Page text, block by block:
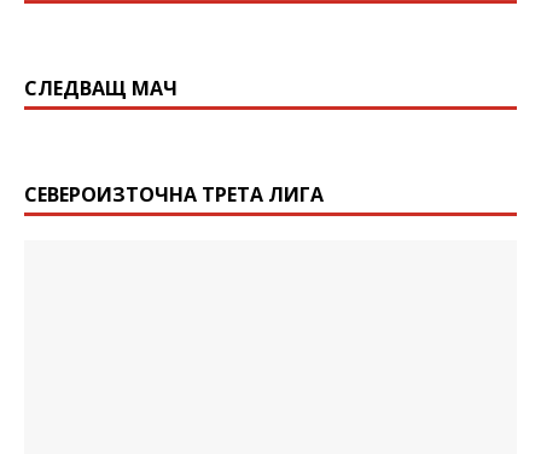
СЛЕДВАЩ МАЧ
СЕВЕРОИЗТОЧНА ТРЕТА ЛИГА